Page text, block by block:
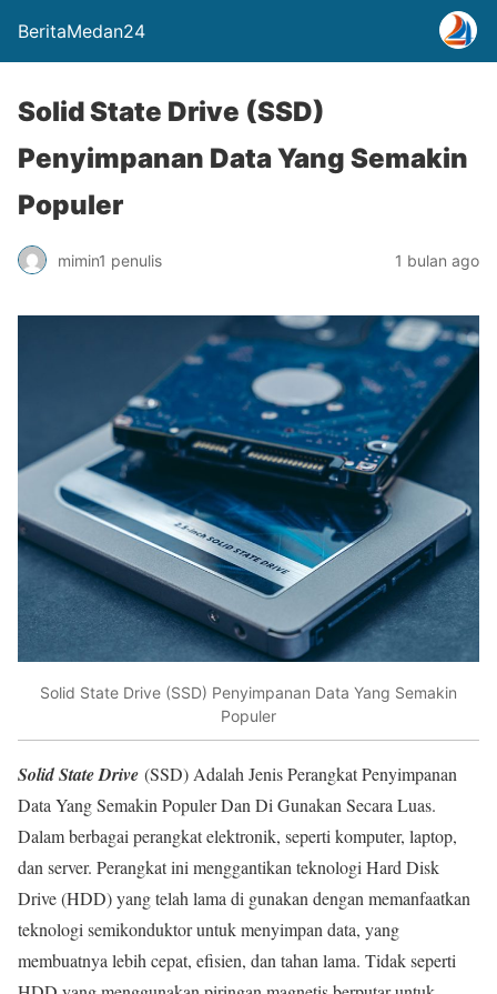
BeritaMedan24
Solid State Drive (SSD)
Penyimpanan Data Yang Semakin
Populer
mimin1 penulis 1 bulan ago
Solid State Drive (SSD) Penyimpanan Data Yang Semakin
Populer
Solid State Drive (SSD) Adalah Jenis Perangkat Penyimpanan
Data Yang Semakin Populer Dan Di Gunakan Secara Luas.
Dalam berbagai perangkat elektronik, seperti komputer, laptop,
dan server. Perangkat ini menggantikan teknologi Hard Disk
Drive (HDD) yang telah lama di gunakan dengan memanfaatkan
teknologi semikonduktor untuk menyimpan data, yang
membuatnya lebih cepat, efisien, dan tahan lama. Tidak seperti